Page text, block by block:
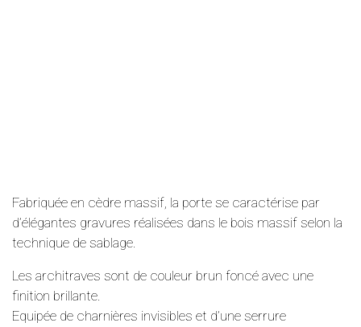
Fabriquée en cèdre massif, la porte se caractérise par
d’élégantes gravures réalisées dans le bois massif selon la
technique de sablage.
Les architraves sont de couleur brun foncé avec une
finition brillante.
Equipée de charnières invisibles et d’une serrure